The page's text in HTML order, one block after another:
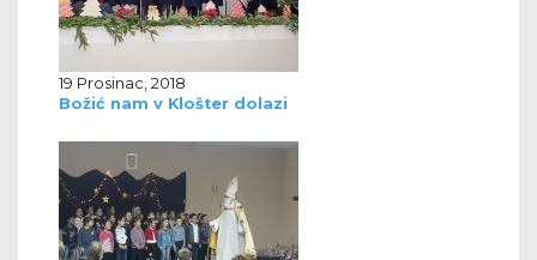
19 Prosinac, 2018
Božić nam v Klošter dolazi